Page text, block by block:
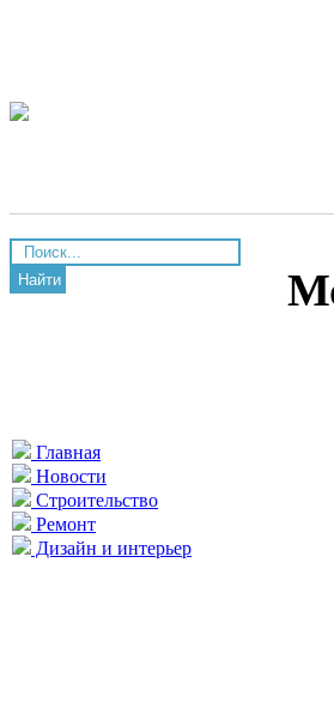
Найти
Главная
Новости
Строительство
Ремонт
Дизайн и интерьер